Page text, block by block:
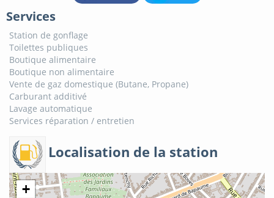
Services
Station de gonflage
Toilettes publiques
Boutique alimentaire
Boutique non alimentaire
Vente de gaz domestique (Butane, Propane)
Carburant additivé
Lavage automatique
Services réparation / entretien
Localisation de la station
+